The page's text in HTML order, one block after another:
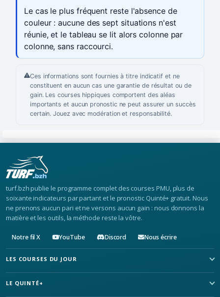
Le cas le plus fréquent reste l'absence de
couleur : aucune des sept situations n'est
réunie, et le tableau se lit alors colonne par
colonne, sans raccourci.
Ces informations sont fournies à titre indicatif et ne
constituent en aucun cas une garantie de résultat ou de
gain. Les courses hippiques comportent des aléas
importants et aucun pronostic ne peut assurer un succès
certain. Jouez avec modération et responsabilité.
turf.bzh publie le programme complet des courses PMU, plus de
soixante indicateurs par partant et le pronostic Quinté+ gratuit. Nous
ne prenons aucun pari et ne versons aucun gain : nous donnons la
matière et les outils, la méthode reste la vôtre.
Notre fil X YouTube Discord Nous écrire
LES COURSES DU JOUR
LE QUINTÉ+